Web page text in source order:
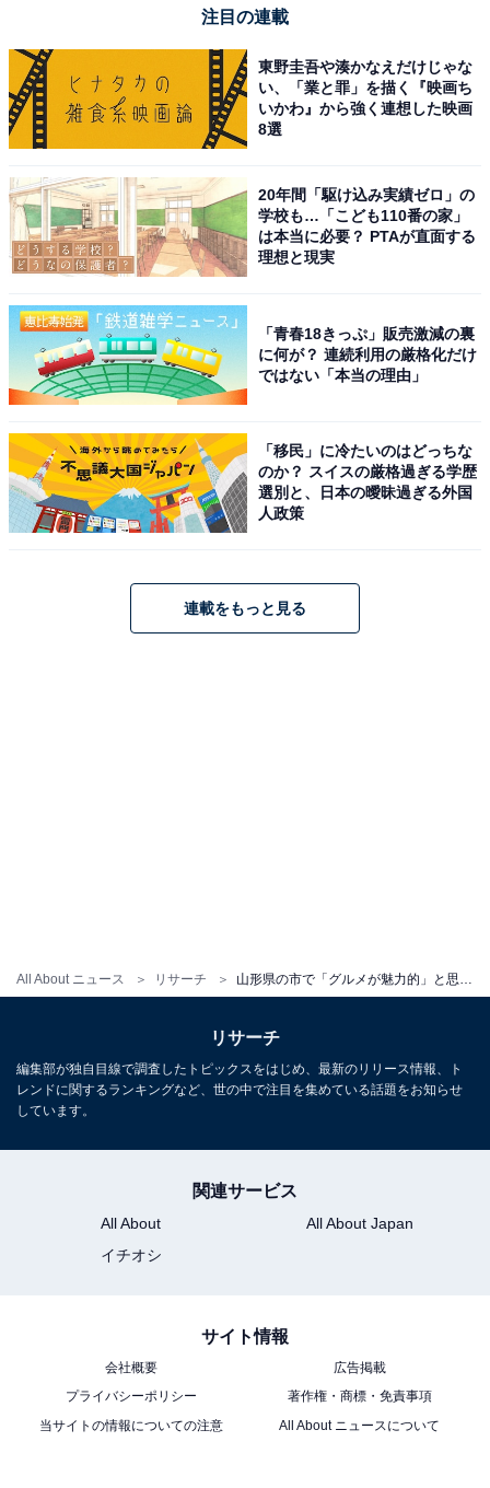
All About ニュース リサーチ 山形県の市で「グルメが魅力的」と思う市ランキング！ 2位「山形市」を抑えた1位は？ 【2025年調査】
注目の連載
東野圭吾や湊かなえだけじゃな
い、「業と罪」を描く『映画ち
いかわ』から強く連想した映画
8選
20年間「駆け込み実績ゼロ」の
学校も…「こども110番の家」
は本当に必要？ PTAが直面する
理想と現実
「青春18きっぷ」販売激減の裏
に何が？ 連続利用の厳格化だけ
ではない「本当の理由」
「移民」に冷たいのはどっちな
のか？ スイスの厳格過ぎる学歴
選別と、日本の曖昧過ぎる外国
人政策
連載をもっと見る
リサーチ
編集部が独自目線で調査したトピックスをはじめ、最新のリリース情報、ト
レンドに関するランキングなど、世の中で注目を集めている話題をお知らせ
しています。
関連サービス
All About
All About Japan
イチオシ
サイト情報
会社概要
広告掲載
プライバシーポリシー
著作権・商標・免責事項
当サイトの情報についての注意
All About ニュースについて